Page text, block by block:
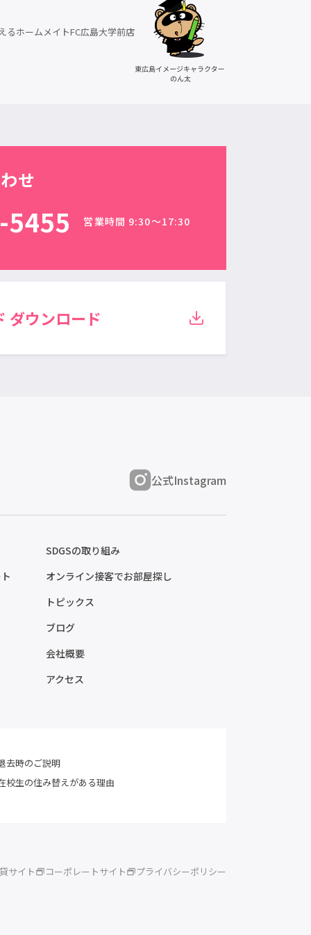
るホームメイトFC広島大学前店
せ
営業時間 9:30〜17:30
ダウンロード
公式Instagram
SDGSの取り組み
オンライン接客でお部屋探し
トピックス
ブログ
会社概要
アクセス
去時のご説明
校生の住み替えがある理由
サイト コーポレートサイト プライバシーポリシー